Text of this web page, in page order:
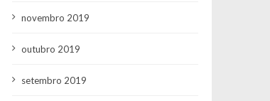
novembro 2019
outubro 2019
setembro 2019